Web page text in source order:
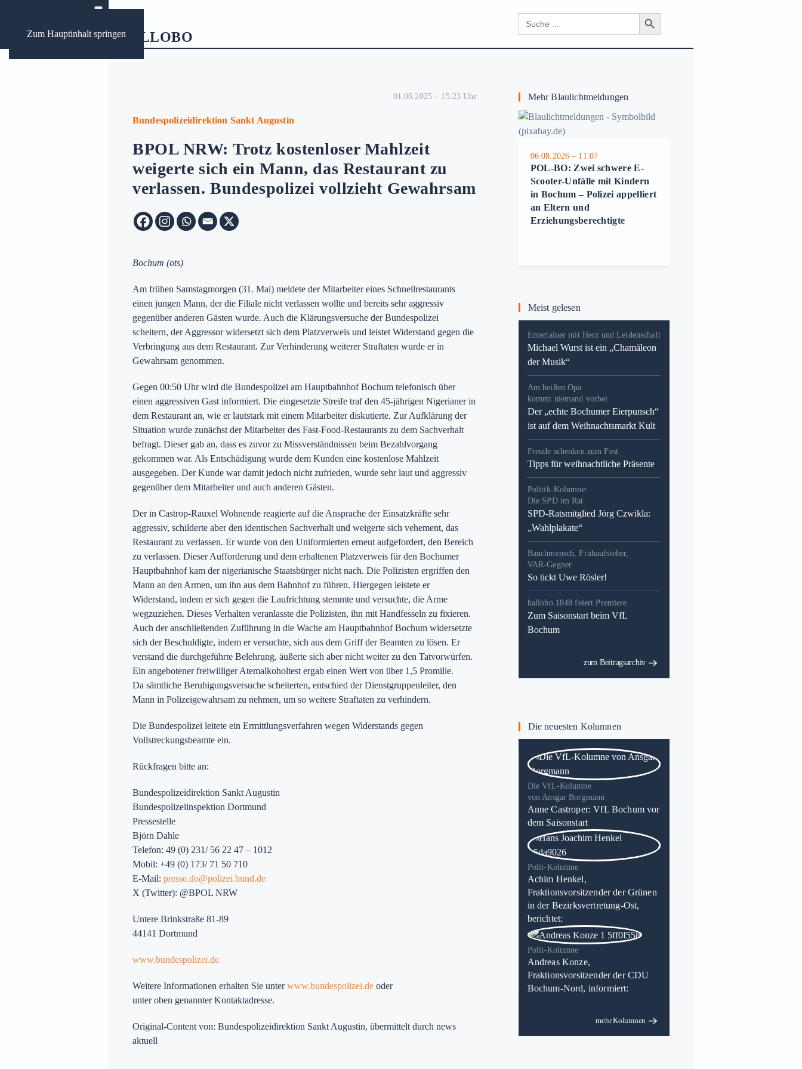
Zum Hauptinhalt springen
Search
for:
Search Button
01.06.2025 – 15:23 Uhr
Bundespolizeidirektion Sankt Augustin
BPOL NRW: Trotz kostenloser Mahlzeit
weigerte sich ein Mann, das Restaurant zu
verlassen. Bundespolizei vollzieht Gewahrsam
Bochum (ots)
Am frühen Samstagmorgen (31. Mai) meldete der Mitarbeiter eines Schnellrestaurants
einen jungen Mann, der die Filiale nicht verlassen wollte und bereits sehr aggressiv
gegenüber anderen Gästen wurde. Auch die Klärungsversuche der Bundespolizei
scheitern, der Aggressor widersetzt sich dem Platzverweis und leistet Widerstand gegen die
Verbringung aus dem Restaurant. Zur Verhinderung weiterer Straftaten wurde er in
Gewahrsam genommen.
Gegen 00:50 Uhr wird die Bundespolizei am Hauptbahnhof Bochum telefonisch über
einen aggressiven Gast informiert. Die eingesetzte Streife traf den 45-jährigen Nigerianer in
dem Restaurant an, wie er lautstark mit einem Mitarbeiter diskutierte. Zur Aufklärung der
Situation wurde zunächst der Mitarbeiter des Fast-Food-Restaurants zu dem Sachverhalt
befragt. Dieser gab an, dass es zuvor zu Missverständnissen beim Bezahlvorgang
gekommen war. Als Entschädigung wurde dem Kunden eine kostenlose Mahlzeit
ausgegeben. Der Kunde war damit jedoch nicht zufrieden, wurde sehr laut und aggressiv
gegenüber dem Mitarbeiter und auch anderen Gästen.
Der in Castrop-Rauxel Wohnende reagierte auf die Ansprache der Einsatzkräfte sehr
aggressiv, schilderte aber den identischen Sachverhalt und weigerte sich vehement, das
Restaurant zu verlassen. Er wurde von den Uniformierten erneut aufgefordert, den Bereich
zu verlassen. Dieser Aufforderung und dem erhaltenen Platzverweis für den Bochumer
Hauptbahnhof kam der nigerianische Staatsbürger nicht nach. Die Polizisten ergriffen den
Mann an den Armen, um ihn aus dem Bahnhof zu führen. Hiergegen leistete er
Widerstand, indem er sich gegen die Laufrichtung stemmte und versuchte, die Arme
wegzuziehen. Dieses Verhalten veranlasste die Polizisten, ihn mit Handfesseln zu fixieren.
Auch der anschließenden Zuführung in die Wache am Hauptbahnhof Bochum widersetzte
sich der Beschuldigte, indem er versuchte, sich aus dem Griff der Beamten zu lösen. Er
verstand die durchgeführte Belehrung, äußerte sich aber nicht weiter zu den Tatvorwürfen.
Ein angebotener freiwilliger Atemalkoholtest ergab einen Wert von über 1,5 Promille.
Da sämtliche Beruhigungsversuche scheiterten, entschied der Dienstgruppenleiter, den
Mann in Polizeigewahrsam zu nehmen, um so weitere Straftaten zu verhindern.
Die Bundespolizei leitete ein Ermittlungsverfahren wegen Widerstands gegen
Vollstreckungsbeamte ein.
Rückfragen bitte an:
Bundespolizeidirektion Sankt Augustin
Bundespolizeiinspektion Dortmund
Pressestelle
Björn Dahle
Telefon: 49 (0) 231/ 56 22 47 – 1012
Mobil: +49 (0) 173/ 71 50 710
E-Mail: presse.do@polizei.bund.de
X (Twitter): @BPOL NRW
Untere Brinkstraße 81-89
44141 Dortmund
www.bundespolizei.de
Weitere Informationen erhalten Sie unterwww.bundespolizei.de oder
unter oben genannter Kontaktadresse.
Original-Content von: Bundespolizeidirektion Sankt Augustin, übermittelt durch news
aktuell
Mehr Blaulichtmeldungen
06.08.2026 – 11:07
POL-BO: Zwei schwere E-
Scooter-Unfälle mit Kindern
in Bochum – Polizei appelliert
an Eltern und
Erziehungsberechtigte
Meist gelesen
Entertainer mit Herz und Leidenschaft
Michael Wurst ist ein „Chamäleon
der Musik“
Am heißen Opa
kommt niemand vorbei
Der „echte Bochumer Eierpunsch“
ist auf dem Weihnachtsmarkt Kult
Freude schenken zum Fest
Tipps für weihnachtliche Präsente
Politik-Kolumne:
Die SPD im Rat
SPD-Ratsmitglied Jörg Czwikla:
„Wahlplakate“
Bauchmensch, Frühaufsteher,
VAR-Gegner
So tickt Uwe Rösler!
hallobo.1848 feiert Premiere
Zum Saisonstart beim VfL
Bochum
zum Beitragsarchiv
Die neuesten Kolumnen
Die VfL-Kolumne
von Ansgar Borgmann
Anne Castroper: VfL Bochum vor
dem Saisonstart
Polit-Kolumne
Achim Henkel,
Fraktionsvorsitzender der Grünen
in der Bezirksvertretung-Ost,
berichtet:
Polit-Kolumne
Andreas Konze,
Fraktionsvorsitzender der CDU
Bochum-Nord, informiert:
mehr Kolumnen